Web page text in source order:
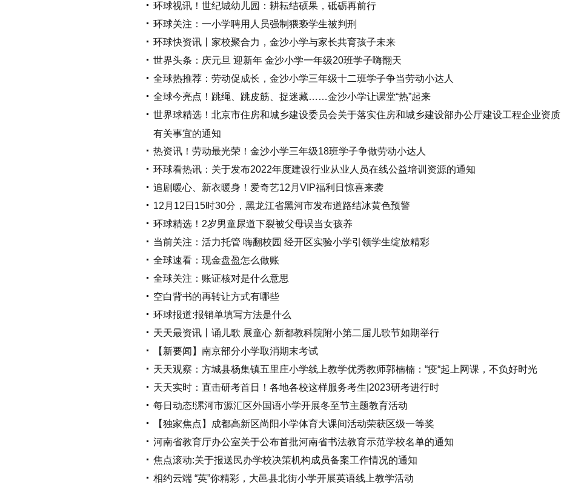
环球视讯！世纪城幼儿园：耕耘结硕果，砥砺再前行
环球关注：一小学聘用人员强制猥亵学生被判刑
环球快资讯丨家校聚合力，金沙小学与家长共育孩子未来
世界头条：庆元旦 迎新年 金沙小学一年级20班学子嗨翻天
全球热推荐：劳动促成长，金沙小学三年级十二班学子争当劳动小达人
全球今亮点！跳绳、跳皮筋、捉迷藏……金沙小学让课堂“热”起来
世界球精选！北京市住房和城乡建设委员会关于落实住房和城乡建设部办公厅建设工程企业资质
有关事宜的通知
热资讯！劳动最光荣！金沙小学三年级18班学子争做劳动小达人
环球看热讯：关于发布2022年度建设行业从业人员在线公益培训资源的通知
追剧暖心、新衣暖身！爱奇艺12月VIP福利日惊喜来袭
12月12日15时30分，黑龙江省黑河市发布道路结冰黄色预警
环球精选！2岁男童尿道下裂被父母误当女孩养
当前关注：活力托管 嗨翻校园 经开区实验小学引领学生绽放精彩
全球速看：现金盘盈怎么做账
全球关注：账证核对是什么意思
空白背书的再转让方式有哪些
环球报道:报销单填写方法是什么
天天最资讯丨诵儿歌 展童心 新都教科院附小第二届儿歌节如期举行
【新要闻】南京部分小学取消期末考试
天天观察：方城县杨集镇五里庄小学线上教学优秀教师郭楠楠：“疫“起上网课，不负好时光
天天实时：直击研考首日！各地各校这样服务考生|2023研考进行时
每日动态!漯河市源汇区外国语小学开展冬至节主题教育活动
【独家焦点】成都高新区尚阳小学体育大课间活动荣获区级一等奖
河南省教育厅办公室关于公布首批河南省书法教育示范学校名单的通知
焦点滚动:关于报送民办学校决策机构成员备案工作情况的通知
相约云端 “英”你精彩，大邑县北街小学开展英语线上教学活动